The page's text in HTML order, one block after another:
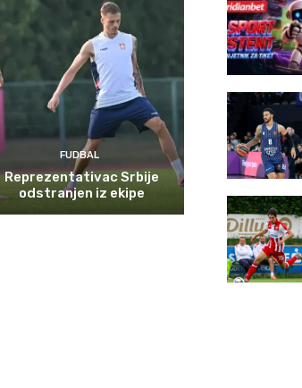
FUDBAL
Reprezentativac Srbije
odstranjen iz ekipe